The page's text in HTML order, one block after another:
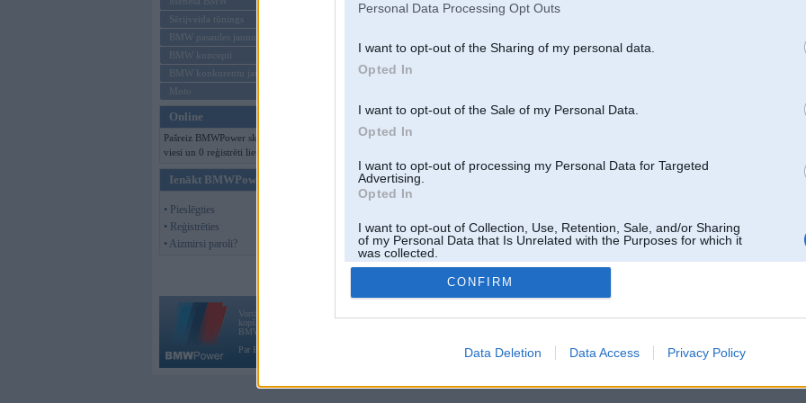
Personal Data Processing Opt Outs
I want to opt-out of the Sharing of my personal data.
Opted In
I want to opt-out of the Sale of my Personal Data.
Opted In
I want to opt-out of processing my Personal Data for Targeted
Advertising.
Opted In
I want to opt-out of Collection, Use, Retention, Sale, and/or Sharing
of my Personal Data that Is Unrelated with the Purposes for which it
was collected.
Opted Out
CONFIRM
Data Deletion Data Access Privacy Policy
Sērijveida tūnings
BMW pasaules jaunumi
BMW koncepti
BMW konkurentu jaunumi
Moto
Online
Pašreiz BMWPower skatās 335
viesi un 0 reģistrēti lietotāji.
Ienākt BMWPower
• Pieslēgties
• Reģistrēties
• Aizmirsi paroli?
Vortāls BMWPower.lv darbojas
kopš 2002. gada 14. maija. Tas nav auto klubs un nav saistīts ar
BMW AG.
Par BMWPower